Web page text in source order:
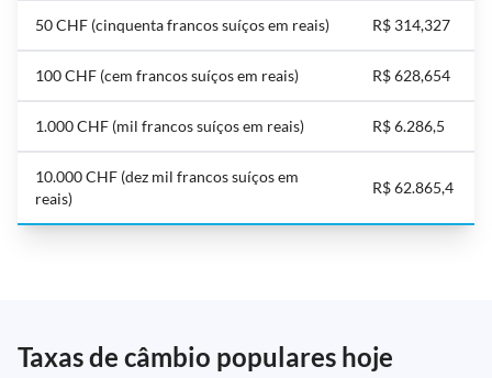
50 CHF (cinquenta francos suíços em reais) R$ 314,327
100 CHF (cem francos suíços em reais) R$ 628,654
1.000 CHF (mil francos suíços em reais) R$ 6.286,5
10.000 CHF (dez mil francos suíços em
reais)
R$ 62.865,4
Taxas de câmbio populares hoje